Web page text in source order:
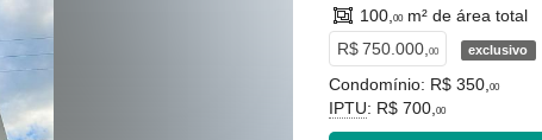
100, 00m² de área total
R$ 750.000, 00 exclusivo
Condomínio: R$ 350, 00
IPTU: R$ 700, 00